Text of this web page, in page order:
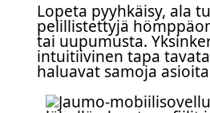
Lopeta pyyhkäisy, ala
pelillistettyjä
tai uupumusta.
intuitiivinen tapa
haluavat samoja